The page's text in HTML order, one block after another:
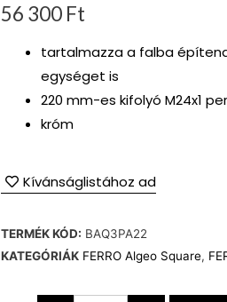
56 300 Ft
tartalmazza a falba
egységet is
220 mm-es kifolyó M24x1
króm
Kívánságlistához ad
TERMÉK KÓD: BAQ3PA22
KATEGÓRIÁK FERRO Algeo Square,